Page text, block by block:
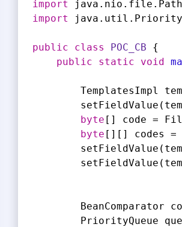
import
import
public class POC_CB
{
public
static void
TemplatesImpl
byte [] code =
byte [][] codes =
BeanComparator
PriorityQueue